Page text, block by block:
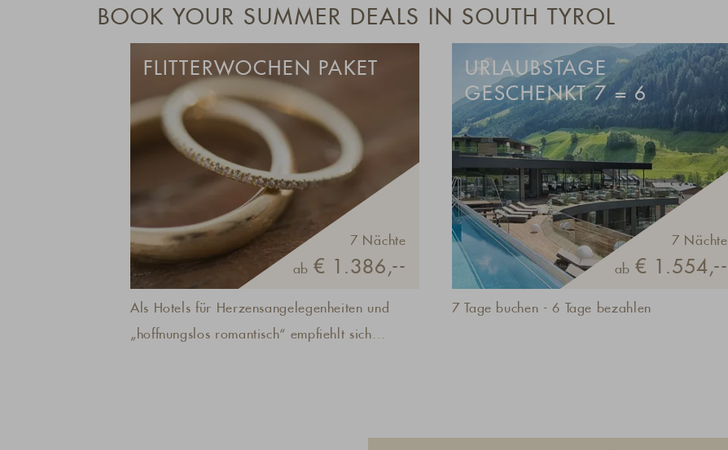
BOOK YOUR SUMMER DEALS IN SOUTH TYROL
FLITTERWOCHEN PAKET
7 Nächte
ab € 1.386,--
Als Hotels für Herzensangelegenheiten und
„hoffnungslos romantisch“ empfiehlt sich
URLAUBSTAGE
GESCHENKT 7 = 6
7 Nächte
ab € 1.554,--
7 Tage buchen - 6 Tage bezahlen